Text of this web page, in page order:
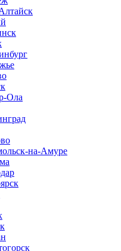
Ола
на-Амуре